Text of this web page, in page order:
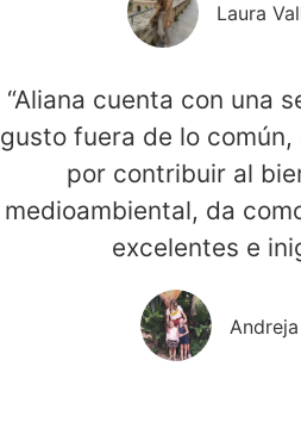
Laura
“Aliana cuenta con una
gusto fuera de lo común,
por contribuir al
medioambiental, da
excelentes e